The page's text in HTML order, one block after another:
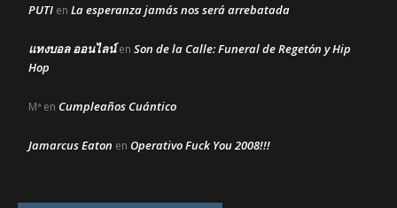
PUTI en La esperanza jamás nos será arrebatada
แทงบอล ออนไลน์en Son de la Calle: Funeral de Regetón y Hip
Hop
Mª en Cumpleaños Cuántico
Jamarcus Eaton en Operativo Fuck You 2008!!!